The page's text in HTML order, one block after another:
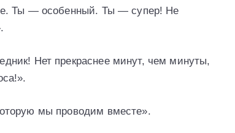
Ты — особенный. Ты — супер! Не
Нет прекраснее минут, чем минуты,
мы проводим вместе».